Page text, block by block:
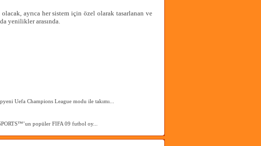
ayrıca her sistem için özel olarak tasarlanan ve
yenilikler arasında.
Uefa Champions League modu ile takımı...
popüler FIFA 09 futbol oy...